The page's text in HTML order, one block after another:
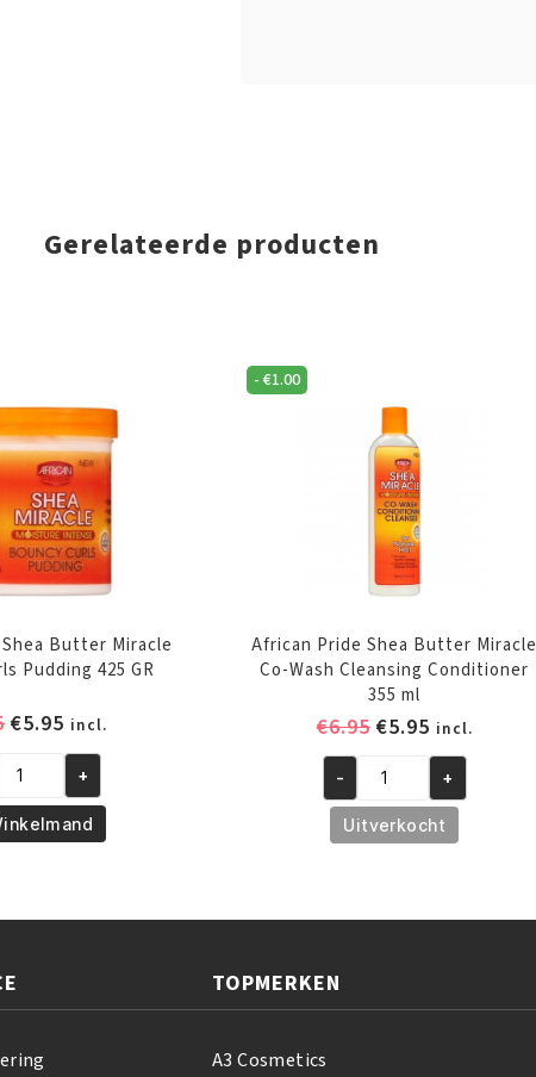
Gerelateerde producten
Butter Miracle
Pudding 425 GR
Oorspronkelijke
was:
€6.95.
€5.95 Huidige
prijs
is:
€5.95.
incl.
+
- €1.00
African Pride Shea Butter Miracle
Co-Wash Cleansing Conditioner
355 ml
€6.95 Oorspronkelijke
was:
€6.95.
€5.95Huidige
prijs
is:
€5.95.
incl.
African
Pride
Shea
Cleansing
Conditioner
- +
Uitverkocht
TOPMERKEN
A3 Cosmetics